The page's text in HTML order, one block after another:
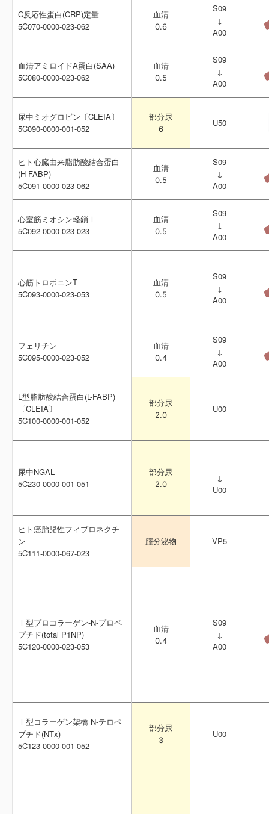
C反応性蛋白(CRP)定量
5C070-0000-023-062
血清
0.6
S09
↓
A00
血清アミロイドA蛋白(SAA)
5C080-0000-023-062
血清
0.5
S09
↓
A00
尿中ミオグロビン〔CLEIA〕
5C090-0000-001-052
部分尿
6
U50
ヒト心臓由来脂肪酸結合蛋白
(H-FABP)
5C091-0000-023-062
血清
0.5
S09
↓
A00
心室筋ミオシン軽鎖Ⅰ
5C092-0000-023-023
血清
0.5
S09
↓
A00
心筋トロポニンT
5C093-0000-023-053
血清
0.5
S09
↓
A00
フェリチン
5C095-0000-023-052
血清
0.4
S09
↓
A00
L型脂肪酸結合蛋白(L-FABP)
〔CLEIA〕
5C100-0000-001-052
部分尿
2.0
U00
尿中NGAL
5C230-0000-001-051
部分尿
2.0
↓
U00
ヒト癌胎児性フィブロネクチ
ン
5C111-0000-067-023
腟分泌物 VP5
Ⅰ型プロコラーゲン-N-プロペ
プチド(total P1NP)
5C120-0000-023-053
血清
0.4
S09
↓
A00
Ⅰ型コラーゲン架橋 N-テロペ
プチド(NTx)
5C123-0000-001-052
部分尿
3
U00
C反応性蛋白(CRP)定量
5C070-0000-023-062
血清
0.6
S09
↓
A00
血清アミロイドA蛋白(SAA)
5C080-0000-023-062
血清
0.5
S09
↓
A00
尿中ミオグロビン〔CLEIA〕
5C090-0000-001-052
部分尿
6
U50
ヒト心臓由来脂肪酸結合蛋白
(H-FABP)
5C091-0000-023-062
血清
0.5
S09
↓
A00
心室筋ミオシン軽鎖Ⅰ
5C092-0000-023-023
血清
0.5
S09
↓
A00
心筋トロポニンT
5C093-0000-023-053
血清
0.5
S09
↓
A00
フェリチン
5C095-0000-023-052
血清
0.4
S09
↓
A00
L型脂肪酸結合蛋白(L-FABP)
〔CLEIA〕
5C100-0000-001-052
部分尿
2.0
U00
尿中NGAL
5C230-0000-001-051
部分尿
2.0
↓
U00
ヒト癌胎児性フィブロネクチ
ン
5C111-0000-067-023
腟分泌物 VP5
Ⅰ型プロコラーゲン-N-プロペ
プチド(total P1NP)
5C120-0000-023-053
血清
0.4
S09
↓
A00
Ⅰ型コラーゲン架橋 N-テロペ
プチド(NTx)
5C123-0000-001-052
部分尿
3
U00